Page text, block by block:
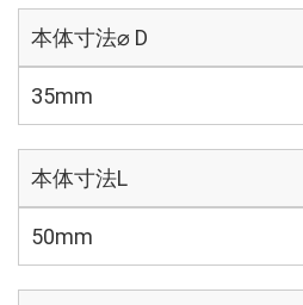
本体寸法⌀ D
35mm
本体寸法L
50mm